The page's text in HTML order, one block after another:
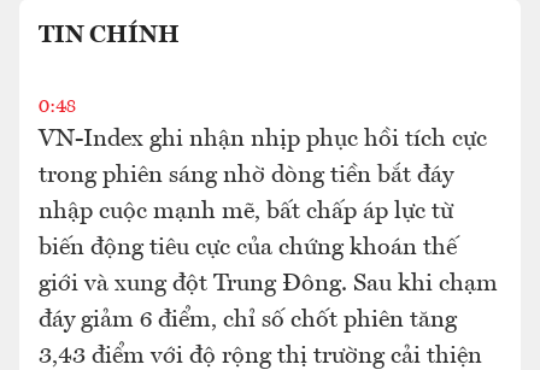
TIN CHÍNH
0:48
VN-Index ghi nhận nhịp phục hồi tích cực
trong phiên sáng nhờ dòng tiền bắt đáy
nhập cuộc mạnh mẽ, bất chấp áp lực từ
biến động tiêu cực của chứng khoán thế
giới và xung đột Trung Đông. Sau khi chạm
đáy giảm 6 điểm, chỉ số chốt phiên tăng
3,43 điểm với độ rộng thị trường cải thiện